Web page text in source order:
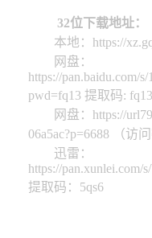
32位下载地址：
本地：https://
网盘：
https://pan.baidu.com/
pwd=fq13 提取码: fq13
网盘：https://
06a5ac?p=6688 （访
迅雷：
https://
提取码：5qs6